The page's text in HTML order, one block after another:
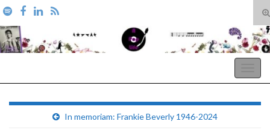
Search for:
In memoriam: Frankie Beverly 1946-2024